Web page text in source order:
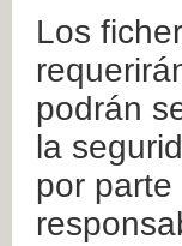
Los
podrán
la
por